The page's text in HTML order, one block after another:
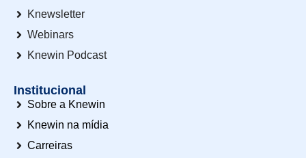
Knewsletter
Webinars
Knewin Podcast
Institucional
Sobre a Knewin
Knewin na mídia
Carreiras